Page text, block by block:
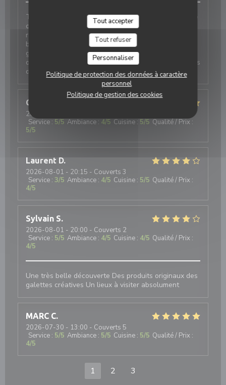
Tout accepter
Tout refuser
Personnaliser
Politique de protection des données à caractère
personnel
Politique de gestion des cookies
Très bonne découverte pour un repas en famille. Une
crêperie de gamme supérieure aux autres offres de
restauration de la région. Une carte qui révèle
beaucoup de créativité, et une cave à cidres d’une
grande diversité. Les jus et softs sont délicieux et
originaux. Nous reviendrons pour tester D’autres plats
de la carte.
Christiane
2026-08-04
Service : 5/5 Ambiance : 4/5 Cuisine : 5/5 Qualité / Prix :
5/5
Laurent D
2026-08-01 - 20:15 - Couverts 3
Service : 3/5 Ambiance : 4/5 Cuisine : 5/5 Qualité / Prix :
4/5
Sylvain S
2026-08-01 - 20:00 - Couverts 2
Service : 5/5 Ambiance : 4/5 Cuisine : 4/5 Qualité / Prix :
4/5
Une très belle découverte Des produits originaux des
galettes créatives Un lieux à visiter absolument
MARC C
2026-07-30 - 13:00 - Couverts 5
Service : 5/5 Ambiance : 5/5 Cuisine : 5/5 Qualité / Prix :
4/5
1 2 3